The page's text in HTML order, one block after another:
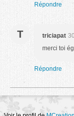
Répondre
T triciapat
merci toi
Répondre